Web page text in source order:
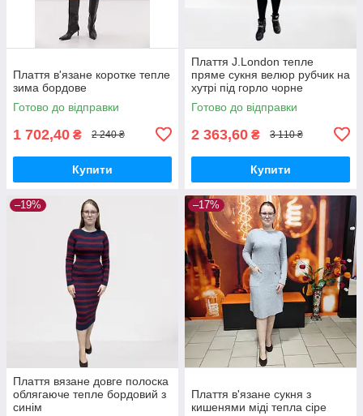
Плаття в'язане коротке тепле
зима бордове
Готово до відправки
1 702,40 ₴ 2 240 ₴
Купити
Плаття J.London тепле
пряме сукня велюр рубчик на
хутрі під горло чорне
Готово до відправки
2 363,60 ₴ 3 110 ₴
Купити
–19%
Плаття вязане довге полоска
облягаюче тепле бордовий з
синім
–17%
Плаття в'язане сукня з
кишенями міді тепла сіре